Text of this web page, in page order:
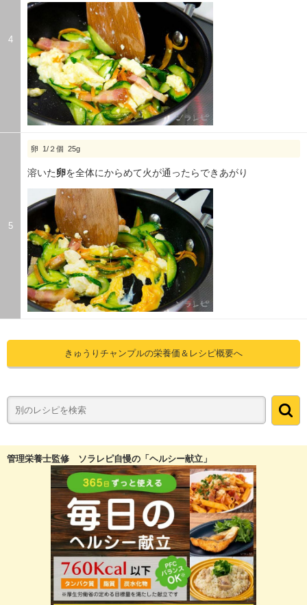
4
5
卵 1/２個 25g
溶いた卵を全体にからめて火が通ったらできあがり
きゅうりチャンプルの栄養価＆レシピ概要へ
管理栄養士監修 ソラレピ自慢の「ヘルシー献立」